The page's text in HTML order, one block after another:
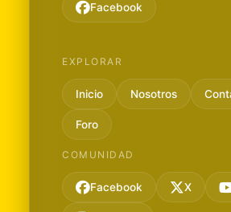
Facebook
EXPLORAR
Inicio Nosotros
Foro
COMUNIDAD
Facebook X